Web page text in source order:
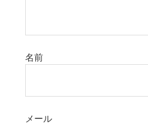
名前
メール